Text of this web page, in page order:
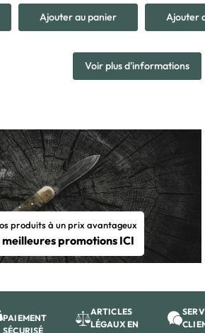
Ajouter au panier Ajouter
Voir plus d'informations
produits à un prix avantageux
promotions ICI
PAIEMENT
SÉCURISÉ
ARTICLES
LÉGAUX EN